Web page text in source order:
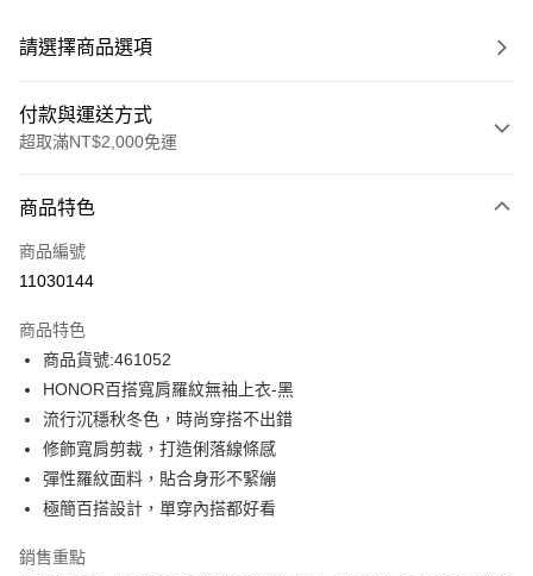
請選擇商品選項
付款與運送方式
超取滿NT$2,000免運
信用卡一次付款
超商取貨付款
Apple Pay
街口支付
悠遊付
Google Pay
商品特色
商品編號
11030144
商品特色
商品貨號:461052
HONOR百搭寬肩羅紋無袖上衣-黑
流行沉穩秋冬色，時尚穿搭不出錯
修飾寬肩剪裁，打造俐落線條感
彈性羅紋面料，貼合身形不緊繃
極簡百搭設計，單穿內搭都好看
銷售重點